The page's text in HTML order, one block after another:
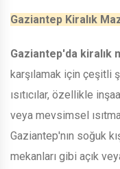
Gaziantep Kiralık
Gaziantep'da kiralık
karşılamak için çeşitli
ısıtıcılar, özellikle
veya mevsimsel
Gaziantep'nın soğuk
mekanları gibi açık